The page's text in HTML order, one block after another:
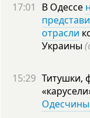
17:01 В Одессе
отрасли
Украины
15:29 Титушки,